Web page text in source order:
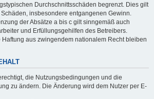
Durchschnittsschäden begrenzt. Dies gilt
insbesondere entgangenen Gewinn.
der Absätze a bis c gilt sinngemäß auch
und Erfüllungsgehilfen des Betreibers.
Haftung aus zwingendem nationalem Recht bleiben
die Nutzungsbedingungen und die
zu ändern. Die Änderung wird dem Nutzer per E-